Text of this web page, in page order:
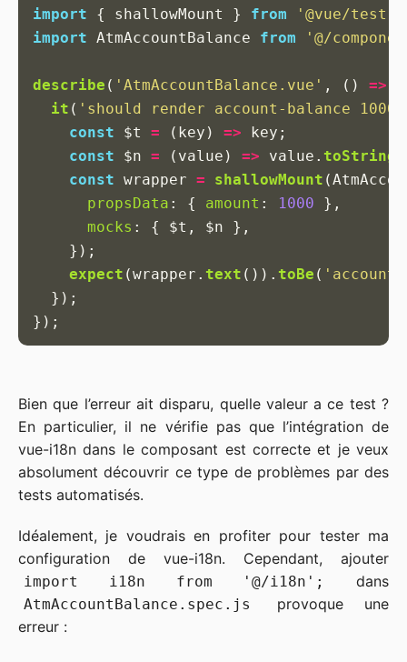
import { shallowMount } from ' @vue/
import AtmAccountBalance from ' @/
describe ( ' AtmAccountBalance.vue ' , () =>
it ( ' should render account-balance 1000.
const
$t = ( key ) => key ;
const
$n = ( value ) => value . toString
const wrapper = shallowMount (
propsData : { amount : 1000
},
mocks : { $t , $n
},
});
expect (wrapper . text ()). toBe ( '
});
});
Bien que l’erreur ait disparu, quelle valeur a ce test ?
En particulier, il ne vérifie pas que l’intégration de
vue-i18n dans le composant est correcte et je veux
absolument découvrir ce type de problèmes par des
tests automatisés.
Idéalement, je voudrais en profiter pour tester ma
configuration de vue-i18n. Cependant, ajouter
import i18n from '@/i18n'; dans
AtmAccountBalance.spec.js
provoque une
erreur :